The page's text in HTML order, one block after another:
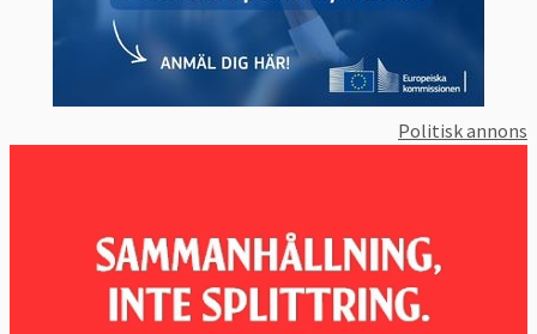
Politisk annons